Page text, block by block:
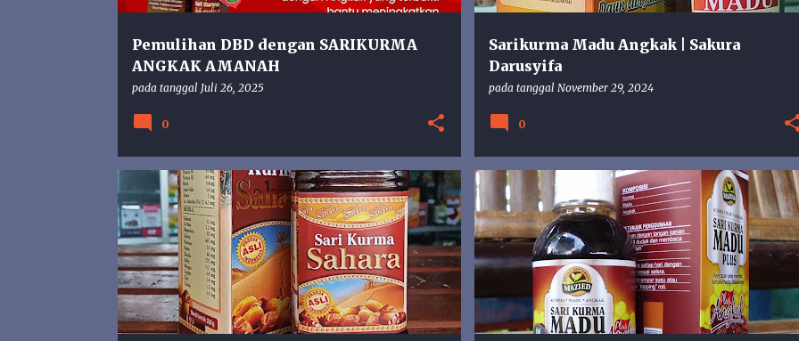
Pemulihan DBD dengan SARIKURMA
ANGKAK AMANAH
pada tanggal Juli 26, 2025
0
Sarikurma Madu Angkak | Sakura
Darusyifa
pada tanggal November 29, 2024
0
HARGA SAHARA SARI KURMA SAHARA SARIKURMA ANGKAK MADU MAZIED SARIKURMA